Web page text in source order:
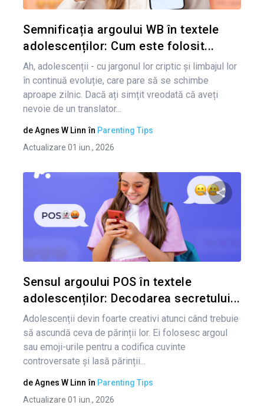
Semnificația argoului WB în textele
adolescenților: Cum este folosit...
Ah, adolescenții - cu jargonul lor criptic și limbajul lor
în continuă evoluție, care pare să se schimbe
aproape zilnic. Dacă ați simțit vreodată că aveți
nevoie de un translator...
deAgnes W Linn în Parenting Tips
Actualizare 01 iun., 2026
Sensul argoului POS în textele
adolescenților: Decodarea secretului...
Adolescenții devin foarte creativi atunci când trebuie
să ascundă ceva de părinții lor. Ei folosesc argoul
sau emoji-urile pentru a codifica cuvinte
controversate și lasă părinții...
deAgnes W Linn în Parenting Tips
Actualizare 01 iun., 2026